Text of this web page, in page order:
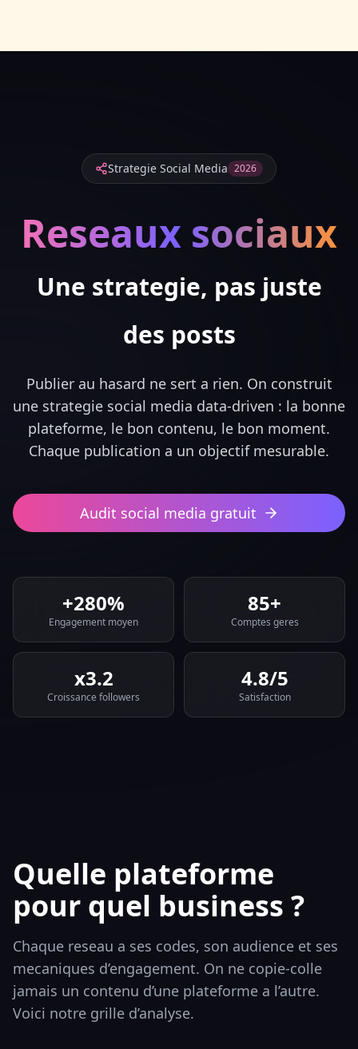
Strategie Social Media 2026
Reseaux sociaux
Une strategie, pas juste
des posts
Publier au hasard ne sert a rien. On construit
une strategie social media data-driven : la bonne
plateforme, le bon contenu, le bon moment.
Chaque publication a un objectif mesurable.
Audit social media gratuit
+280%
Engagement moyen
85+
Comptes geres
x3.2
Croissance followers
4.8/5
Satisfaction
Quelle plateforme
pour quel business ?
Chaque reseau a ses codes, son audience et ses
mecaniques d’engagement. On ne copie-colle
jamais un contenu d’une plateforme a l’autre.
Voici notre grille d’analyse.